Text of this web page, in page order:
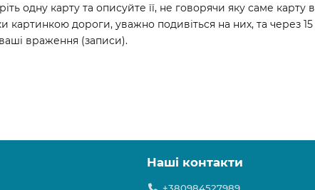
одну карту та описуйте її, не говорячи яку саме карту
картинкою дороги, уважно подивіться на них, та через
враження (записи).
Наші контакти